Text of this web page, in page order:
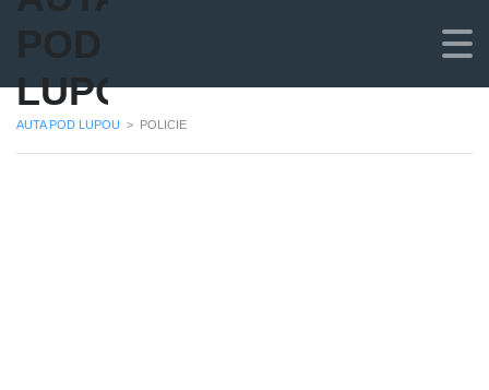
POD
LUPOU
AUTA POD LUPOU > POLICIE